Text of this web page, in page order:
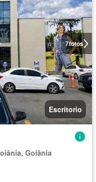
7fotos
Escritorio
Goiânia